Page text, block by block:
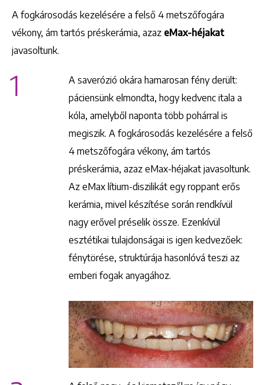
A fogkárosodás kezelésére a felső 4 metszőfogára
vékony, ám tartós préskerámia, azaz eMax-héjakat
javasoltunk.
1
A saverózió okára hamarosan fény derült:
páciensünk elmondta, hogy kedvenc itala a
kóla, amelyből naponta több pohárral is
megiszik. A fogkárosodás kezelésére a felső
4 metszőfogára vékony, ám tartós
préskerámia, azaz eMax-héjakat javasoltunk.
Az eMax lítium-diszilikát egy roppant erős
kerámia, mivel készítése során rendkívül
nagy erővel préselik össze. Ezenkívül
esztétikai tulajdonságai is igen kedvezőek:
fénytörése, struktúrája hasonlóvá teszi az
emberi fogak anyagához.